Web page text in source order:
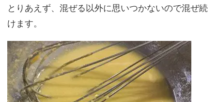
とりあえず、混ぜる以外に思いつかないので混ぜ続
けます。